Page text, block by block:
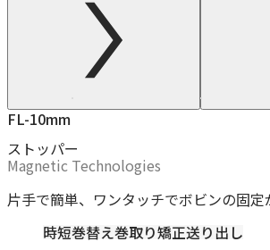
FL-10mm
ストッパー
Magnetic Technologies
片手で簡単、ワンタッチでボビンの固定
時短巻替え巻取り矯正送り出し